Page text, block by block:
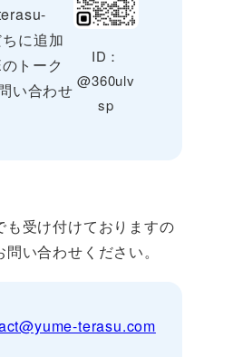
に追加
トーク
い合わせ
ID：
@360ulv
sp
も受け付けておりますの
い合わせください。
terasu.com